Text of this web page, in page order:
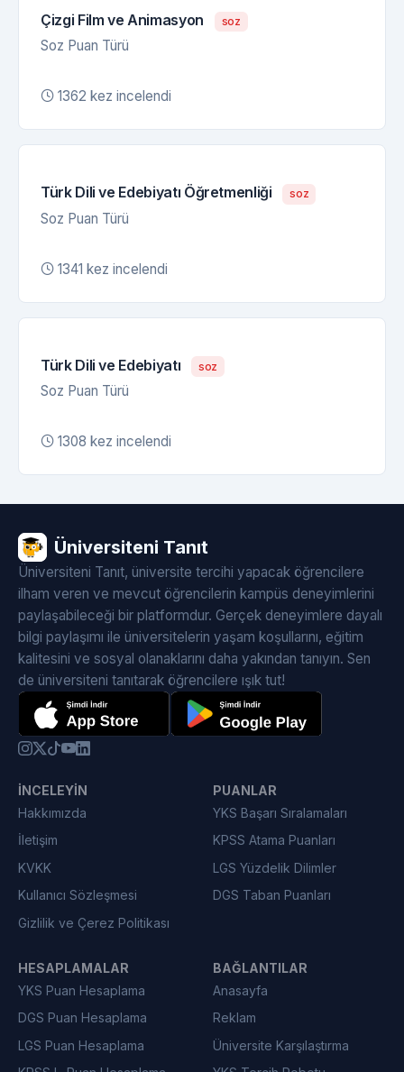
Çizgi Film ve Animasyon soz
Soz Puan Türü
1362 kez incelendi
Türk Dili ve Edebiyatı Öğretmenliği soz
Soz Puan Türü
1341 kez incelendi
Türk Dili ve Edebiyatı soz
Soz Puan Türü
1308 kez incelendi
Üniversiteni Tanıt
Üniversiteni Tanıt, üniversite tercihi yapacak öğrencilere
ilham veren ve mevcut öğrencilerin kampüs deneyimlerini
paylaşabileceği bir platformdur. Gerçek deneyimlere dayalı
bilgi paylaşımı ile üniversitelerin yaşam koşullarını, eğitim
kalitesini ve sosyal olanaklarını daha yakından tanıyın. Sen
de üniversiteni tanıtarak öğrencilere ışık tut!
İNCELEYIN
Hakkımızda
İletişim
KVKK
Kullanıcı Sözleşmesi
Gizlilik ve Çerez Politikası
PUANLAR
YKS Başarı Sıralamaları
KPSS Atama Puanları
LGS Yüzdelik Dilimler
DGS Taban Puanları
HESAPLAMALAR
YKS Puan Hesaplama
DGS Puan Hesaplama
LGS Puan Hesaplama
BAĞLANTILAR
Anasayfa
Reklam
Üniversite Karşılaştırma